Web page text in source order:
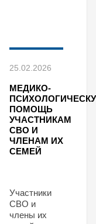
25.02.2026
МЕДИКО-
ПОМОЩЬ
УЧАСТНИКАМ
СВО И
ЧЛЕНАМ ИХ
СЕМЕЙ
Участники
СВО и
члены их